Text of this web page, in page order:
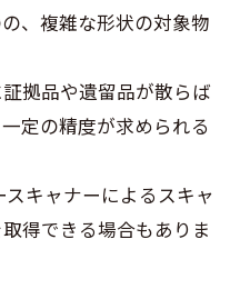
、複雑な形状の対象物
拠品や遺留品が散らば
定の精度が求められる
キャナーによるスキャ
得できる場合もありま